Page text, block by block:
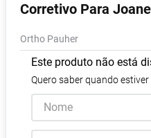
Corretivo Para
Ortho Pauher
Este produto não está
Quero saber quando estiver
6º Shampoo
7 º Desodorante
8 Absorvente
9º Lavitan
10 º